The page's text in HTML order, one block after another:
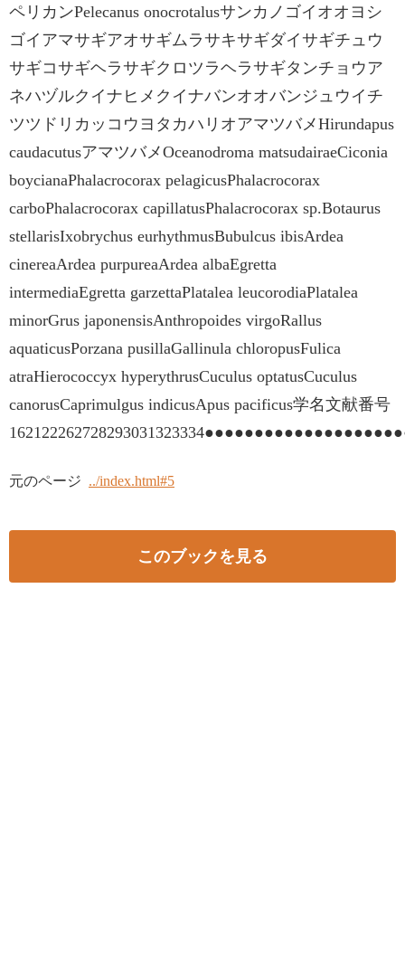
ペリカンPelecanus onocrotalusサンカノゴイオオヨシ
ゴイアマサギアオサギムラサキサギダイサギチュウ
サギコサギヘラサギクロツラヘラサギタンチョウア
ネハヅルクイナヒメクイナバンオオバンジュウイチ
ツツドリカッコウヨタカハリオアマツバメHirundapus
caudacutusアマツバメOceanodroma matsudairaeCiconia
boycianaPhalacrocorax pelagicusPhalacrocorax
carboPhalacrocorax capillatusPhalacrocorax sp.Botaurus
stellarisIxobrychus eurhythmusBubulcus ibisArdea
cinereaArdea purpureaArdea albaEgretta
intermediaEgretta garzettaPlatalea leucorodiaPlatalea
minorGrus japonensisAnthropoides virgoRallus
aquaticusPorzana pusillaGallinula chloropusFulica
atraHierococcyx hyperythrusCuculus optatusCuculus
canorusCaprimulgus indicusApus pacificus学名文献番号
元のページ ../index.html#5
このブックを見る